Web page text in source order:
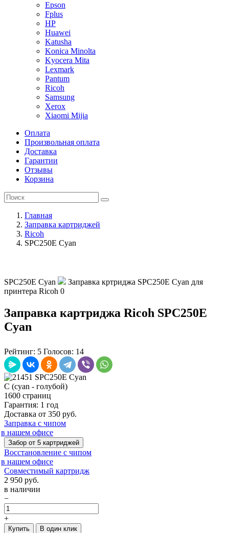
Epson
Fplus
HP
Huawei
Katusha
Konica Minolta
Kyocera Mita
Lexmark
Pantum
Ricoh
Samsung
Xerox
Xiaomi Mijia
Оплата
Произвольная оплата
Доставка
Гарантии
Отзывы
Корзина
Главная
Заправка картриджей
Ricoh
SPC250E Cyan
SPC250E Cyan
Заправка кртриджа SPC250E Cyan для
принтера Ricoh 0
Заправка картриджа Ricoh SPC250E
Cyan
Рейтинг: 5 Голосов: 14
C (cyan - голубой)
1600 страниц
Гарантия: 1 год
Доставка от 350 руб.
Заправка с чипом
в нашем офисе
Забор от 5 картриджей
Восстановление с чипом
в нашем офисе
Совместимый картридж
2 950 руб.
в наличии
−
+
Купить В один клик